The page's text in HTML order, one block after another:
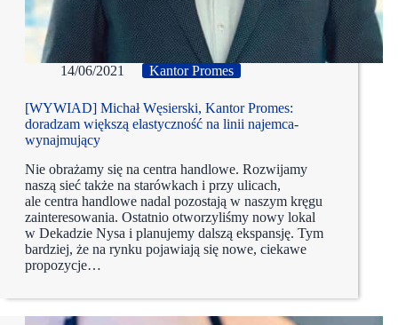
14/06/2021 Kantor Promes
[WYWIAD] Michał Węsierski, Kantor Promes:
doradzam większą elastyczność na linii najemca-
wynajmujący
Nie obrażamy się na centra handlowe. Rozwijamy
naszą sieć także na starówkach i przy ulicach,
ale centra handlowe nadal pozostają w naszym kręgu
zainteresowania. Ostatnio otworzyliśmy nowy lokal
w Dekadzie Nysa i planujemy dalszą ekspansję. Tym
bardziej, że na rynku pojawiają się nowe, ciekawe
propozycje…